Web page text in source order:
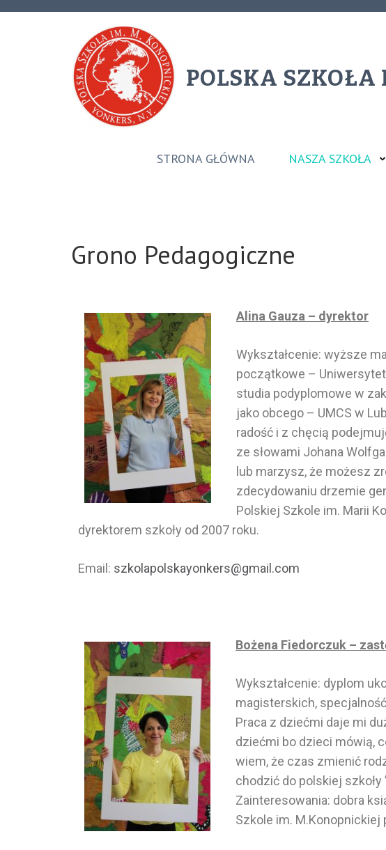
POLSKA SZKOŁA
STRONA GŁÓWNA NASZA SZKOŁA
Grono Pedagogiczne
Alina Gauza – dyrektor
Wykształcenie: wyższe
początkowe –
studia podyplomowe w
jako obcego – UMCS w
radość i z chęcią
ze słowami Johana
lub marzysz, że możesz
zdecydowaniu drzemie
Polskiej Szkole im. Marii
dyrektorem szkoły od 2007 roku.
Email: szkolapolskayonkers@gmail.com
Bożena Fiedorczuk –
Wykształcenie: dyplom
magisterskich,
Praca z dziećmi daje mi
dziećmi bo dzieci mówią,
wiem, że czas zmienić
chodzić do polskiej
Zainteresowania: dobra
Szkole im. M.Konopnickiej